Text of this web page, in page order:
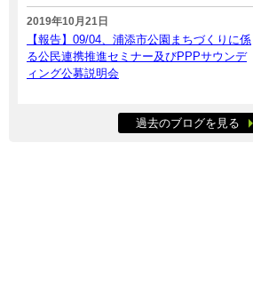
2019年10月21日
【報告】09/04、浦添市公園まちづくりに係
る公民連携推進セミナー及びPPPサウンデ
ィング公募説明会
過去のブログを見る